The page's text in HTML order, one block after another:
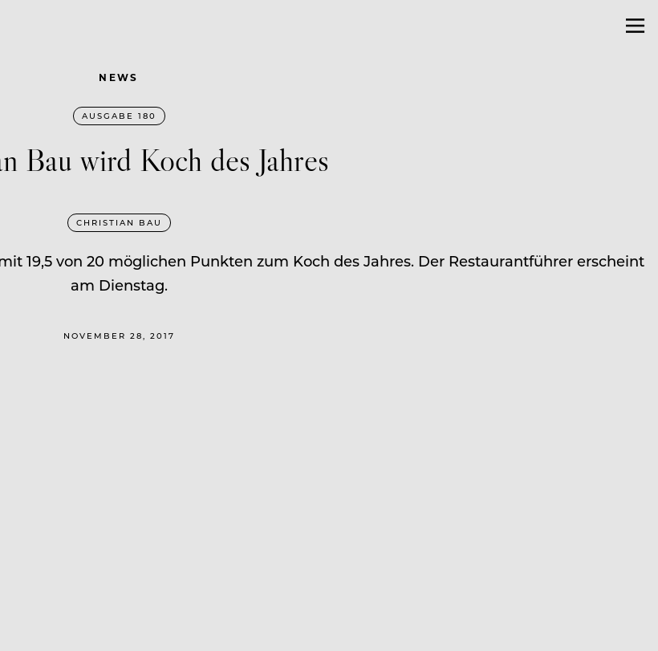
NEWS
AUSGABE 180
Bau wird Koch des Jahres
CHRISTIAN BAU
19,5 von 20 möglichen Punkten zum Koch des Jahres. Der Restaurantführer erscheint
am Dienstag.
NOVEMBER 28, 2017